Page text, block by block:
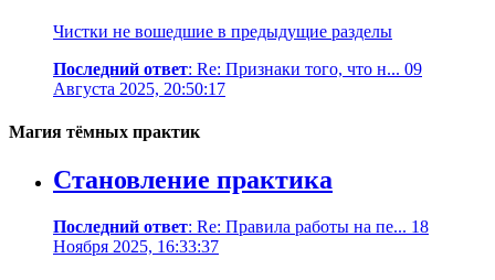
Чистки не вошедшие в предыдущие разделы
Последний ответ: Re: Признаки того, что н... 09
Августа 2025, 20:50:17
Магия тёмных практик
Становление практика
Последний ответ: Re: Правила работы на пе... 18
Ноября 2025, 16:33:37